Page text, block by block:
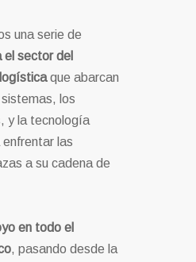
una serie de
el sector del
que abarcan
los
y la tecnología
las
a su cadena de
en todo el
, pasando desde la